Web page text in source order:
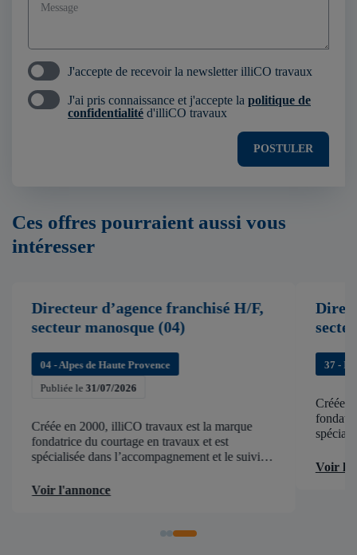
Message
J'accepte de recevoir la newsletter illiCO travaux
J'ai pris connaissance et j'accepte la politique de
confidentialité d'illiCO travaux
POSTULER
Ces offres pourraient aussi vous
intéresser
Directeur d’agence franchisé H/F,
secteur manosque (04)
04 - Alpes de Haute Provence
Publiée le31/07/2026
Créée en 2000, illiCO travaux est la marque
fondatrice du courtage en travaux et est
spécialisée dans l’accompagnement et le suivi
d’accélérer et de faciliter tous les projets […]
Voir l'annonce
37 -
Créée
Voir